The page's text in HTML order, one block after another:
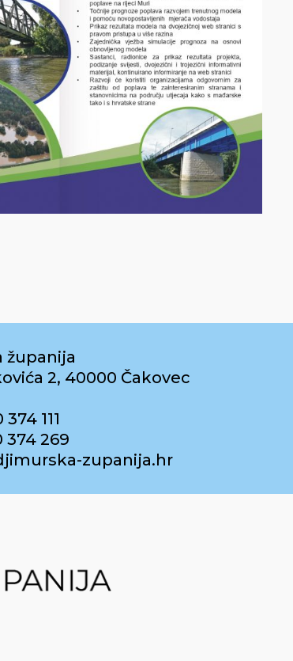
županija
2, 40000 Čakovec
111
374 269
zupanija.hr